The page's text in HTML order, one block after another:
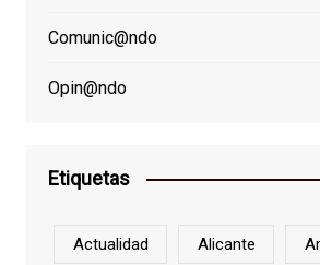
Comunic@ndo
Opin@ndo
Etiquetas
Actualidad Alicante